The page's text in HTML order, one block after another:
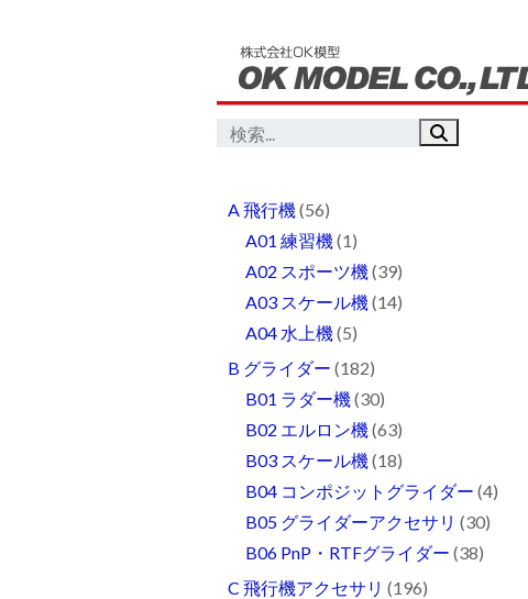
A 飛行機(56)
A01 練習機(1)
A02 スポーツ機(39)
A03 スケール機(14)
A04 水上機(5)
B グライダー (182)
B01 ラダー機(30)
B02 エルロン機(63)
B03 スケール機(18)
B04 コンポジットグライダー (4)
B05 グライダーアクセサリ (30)
B06 PnP・RTFグライダー (38)
C 飛行機アクセサリ (196)